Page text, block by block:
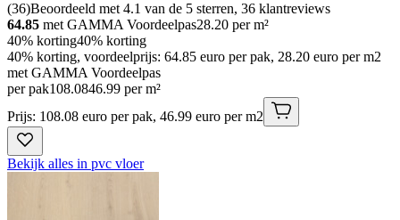
(36)Beoordeeld met 4.1 van de 5 sterren, 36 klantreviews
64.85 met GAMMA Voordeelpas28.20 per m²
40% korting40% korting
40% korting, voordeelprijs: 64.85 euro per pak, 28.20 euro per m2
met GAMMA Voordeelpas
per pak108.0846.99 per m²
Prijs: 108.08 euro per pak, 46.99 euro per m2
Bekijk alles in pvc vloer